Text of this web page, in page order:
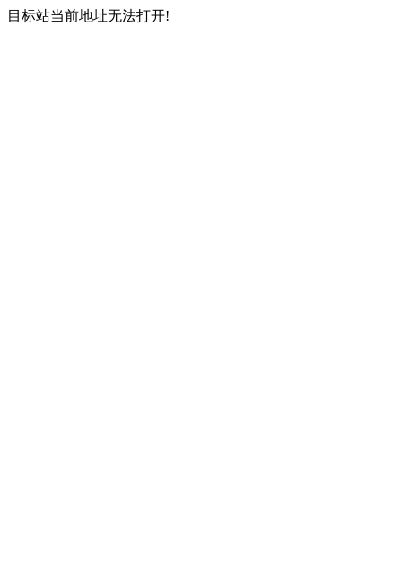
目标站当前地址无法打开!